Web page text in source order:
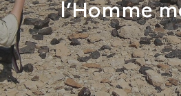
l’Homme